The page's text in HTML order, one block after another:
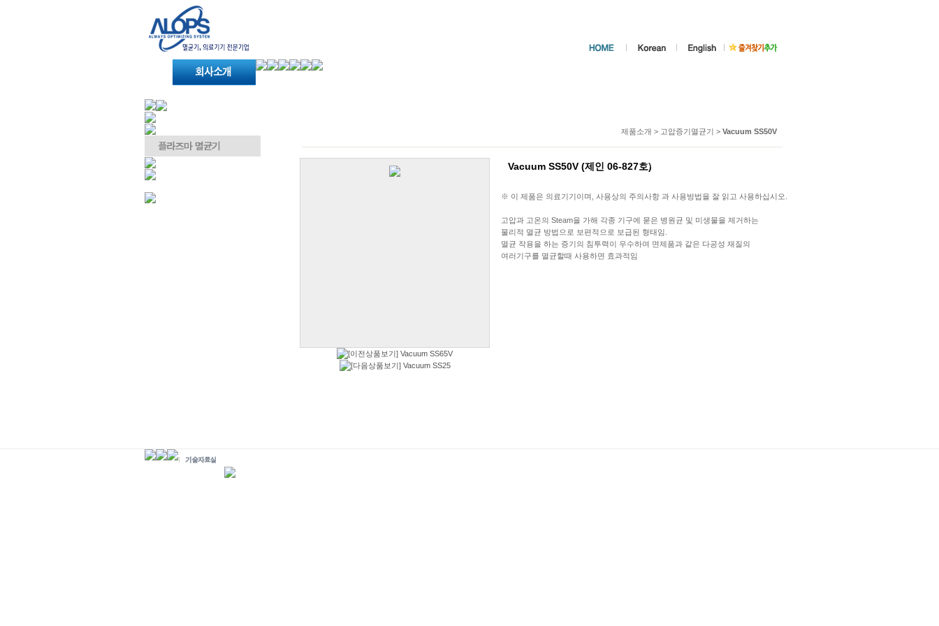
제품소개 > 고압증기멸균기 > Vacuum SS50V
Vacuum SS50V (제인 06-827호)
※ 이 제품은 의료기기이며, 사용상의 주의사항 과 사용방법을 잘 읽고 사용하십시오.
고압과 고온의 Steam을 가해 각종 기구에 묻은 병원균 및 미생물을 제거하는
물리적 멸균 방법으로 보편적으로 보급된 형태임.
멸균 작용을 하는 증기의 침투력이 우수하여 면제품과 같은 다공성 재질의
여러기구를 멸균할때 사용하면 효과적임